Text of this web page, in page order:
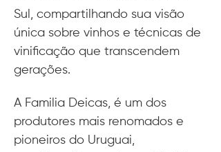
Sul, compartilhando sua visão
única sobre vinhos e técnicas de
vinificação que transcendem
gerações.
A Familia Deicas, é um dos
produtores mais renomados e
pioneiros do Uruguai,